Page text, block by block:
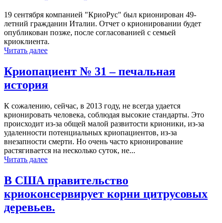
19 сентября компанией "КриоРус" был крионирован 49-
летний гражданин Италии. Отчет о крионировании будет
опубликован позже, после согласованией с семьей
криоклиента.
Читать далее
Криопациент № 31 – печальная
история
К сожалению, сейчас, в 2013 году, не всегда удается
крионировать человека, соблюдая высокие стандарты. Это
происходит из-за общей малой развитости крионики, из-за
удаленности потенциальных криопациентов, из-за
внезапности смерти. Но очень часто крионирование
растягивается на несколько суток, не...
Читать далее
В США правительство
криоконсервирует корни цитрусовых
деревьев.